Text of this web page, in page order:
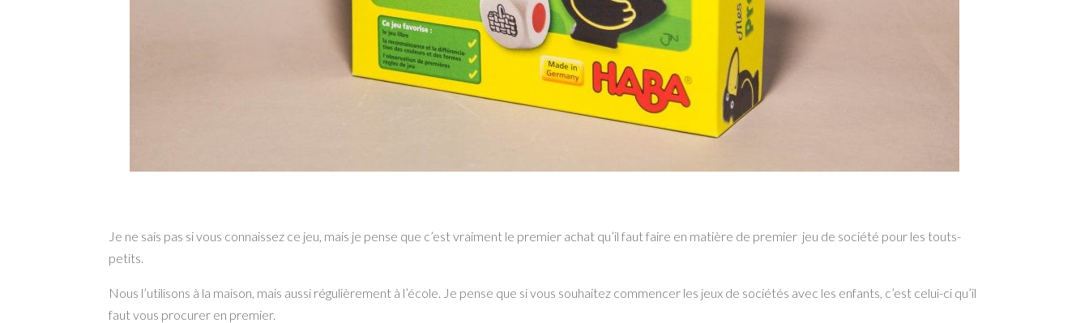
Je ne sais pas si vous connaissez ce jeu, mais je pense que c’est vraiment le premier achat qu’il faut faire en matière de premier jeu de société pour les touts-
petits.
Nous l’utilisons à la maison, mais aussi régulièrement à l’école. Je pense que si vous souhaitez commencer les jeux de sociétés avec les enfants, c’est celui-ci qu’il
faut vous procurer en premier.